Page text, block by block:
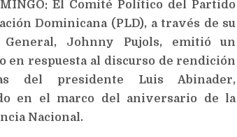
El Comité Político del Partido
Dominicana (PLD), a través de su
General, Johnny Pujols, emitió un
en respuesta al discurso de rendición
del presidente Luis Abinader,
en el marco del aniversario de la
Nacional.